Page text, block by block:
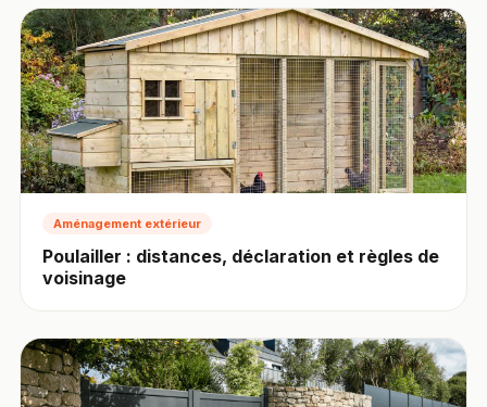
Aménagement extérieur
Poulailler : distances, déclaration et règles de
voisinage